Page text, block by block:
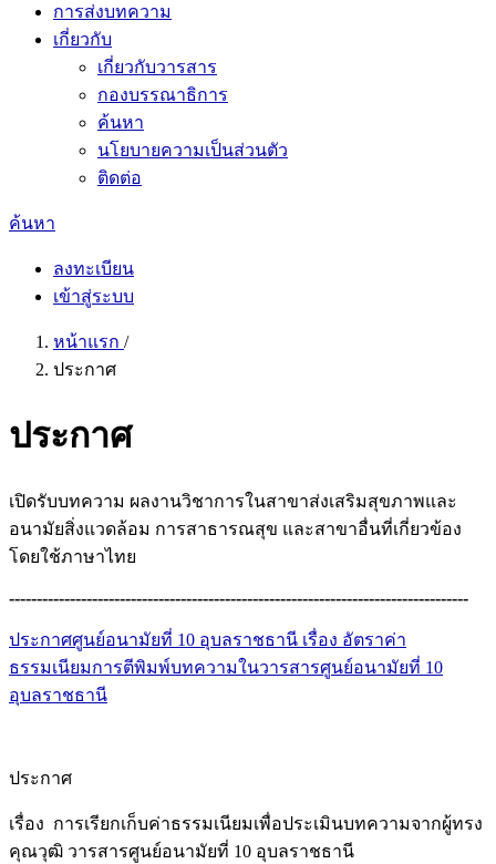
การส่งบทความ
เกี่ยวกับ
เกี่ยวกับวารสาร
กองบรรณาธิการ
ค้นหา
นโยบายความเป็นส่วนตัว
ติดต่อ
ค้นหา
ลงทะเบียน
เข้าสู่ระบบ
หน้าแรก /
ประกาศ
ประกาศ
เปิดรับบทความ ผลงานวิชาการในสาขาส่งเสริมสุขภาพและ
อนามัยสิ่งแวดล้อม การสาธารณสุข และสาขาอื่นที่เกี่ยวข้อง
โดยใช้ภาษาไทย
-----------------------------------------------------------------------------------
ประกาศศูนย์อนามัยที่ 10 อุบลราชธานี เรื่อง อัตราค่า
ธรรมเนียมการตีพิมพ์บทความในวารสารศูนย์อนามัยที่ 10
อุบลราชธานี
ประกาศ
เรื่อง การเรียกเก็บค่าธรรมเนียมเพื่อประเมินบทความจากผู้ทรง
คุณวุฒิ วารสารศูนย์อนามัยที่ 10 อุบลราชธานี